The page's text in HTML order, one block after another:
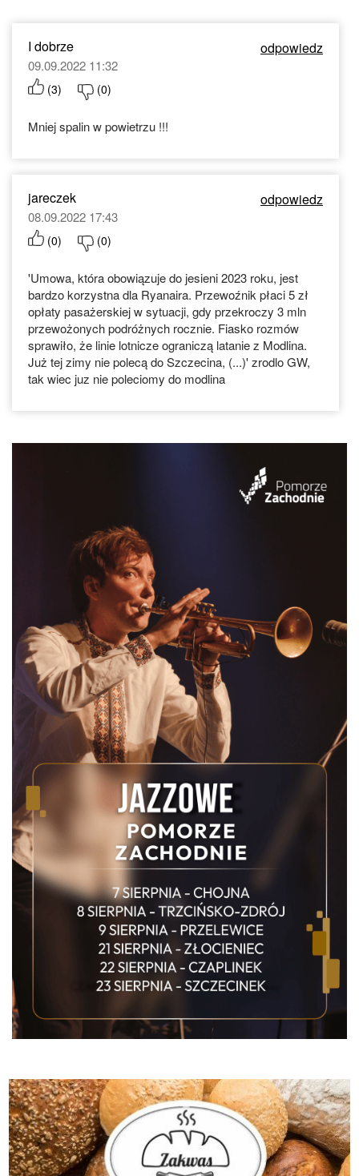
I dobrze odpowiedz
09.09.2022 11:32
(3) (0)
Mniej spalin w powietrzu !!!
jareczek odpowiedz
08.09.2022 17:43
(0) (0)
'Umowa, która obowiązuje do jesieni 2023 roku, jest
bardzo korzystna dla Ryanaira. Przewoźnik płaci 5 zł
opłaty pasażerskiej w sytuacji, gdy przekroczy 3 mln
przewożonych podróżnych rocznie. Fiasko rozmów
sprawiło, że linie lotnicze ograniczą latanie z Modlina.
Już tej zimy nie polecą do Szczecina, (...)' zrodlo GW,
tak wiec juz nie poleciomy do modlina